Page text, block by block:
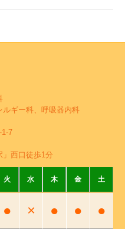
ギー科、呼吸器内科
7
」西口徒歩1分
火 水 木 金 土
● × ● ● ●